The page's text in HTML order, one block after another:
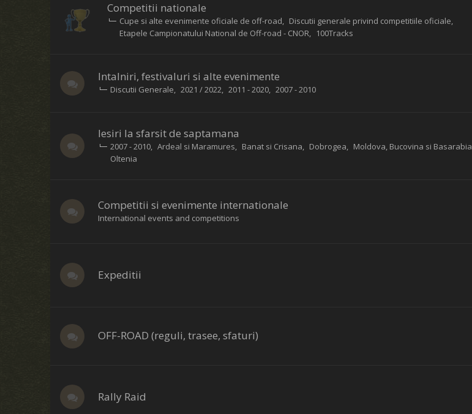
Competitii nationale
Cupe si alte evenimente oficiale de off-road
Discutii generale privind competitiile oficiale
Etapele Campionatului National de Off-road - CNOR
100Tracks
Intalniri, festivaluri si alte evenimente
Discutii Generale 2021 / 2022 2011 - 2020 2007 - 2010
Iesiri la sfarsit de saptamana
2007 - 2010 Ardeal si Maramures Banat si Crisana Dobrogea Moldova, Bucovina si Basarabia
Oltenia
Competitii si evenimente internationale
International events and competitions
Expeditii
OFF-ROAD (reguli, trasee, sfaturi)
Rally Raid